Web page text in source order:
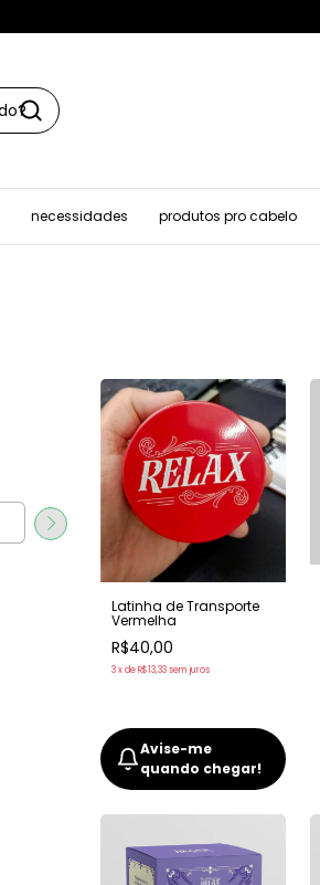
necessidades produtos pro cabelo
Latinha de Transporte
Vermelha
R$40,00
3xdeR$13,33sem juros
Avise-me
quando chegar!